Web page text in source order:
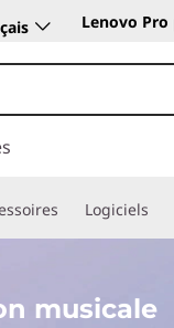
Lenovo Pro
Logiciels
musicale